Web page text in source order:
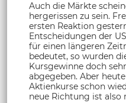
Auch die Märkte
hergerissen zu sein.
ersten Reaktion
Entscheidungen der
für einen längeren
bedeutet, so wurden
Kursgewinne doch
abgegeben. Aber
Aktienkurse schon
neue Richtung ist also